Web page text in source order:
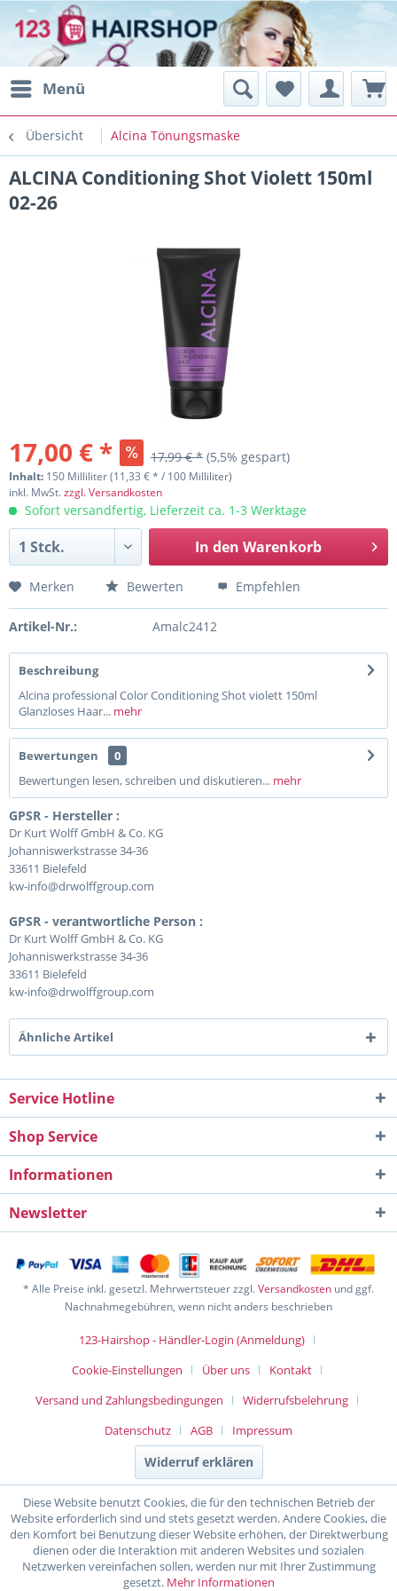
Menü
Übersicht Alcina Tönungsmaske
ALCINA Conditioning Shot Violett 150ml
02-26
17,00 € * 17,99 € * (5,5% gespart)
Inhalt: 150 Milliliter (11,33 € * / 100 Milliliter)
inkl. MwSt.zzgl. Versandkosten
Sofort versandfertig, Lieferzeit ca. 1-3 Werktage
In den Warenkorb
Merken Bewerten Empfehlen
Artikel-Nr.: Amalc2412
Beschreibung
Alcina professional Color Conditioning Shot violett 150ml
Glanzloses Haar... mehr
Bewertungen
0
Bewertungen lesen, schreiben und diskutieren... mehr
GPSR - Hersteller :
Dr Kurt Wolff GmbH & Co. KG
Johanniswerkstrasse 34-36
33611 Bielefeld
kw-info@drwolffgroup.com
GPSR - verantwortliche Person :
Dr Kurt Wolff GmbH & Co. KG
Johanniswerkstrasse 34-36
33611 Bielefeld
kw-info@drwolffgroup.com
Ähnliche Artikel
Service Hotline
Shop Service
Informationen
Newsletter
* Alle Preise inkl. gesetzl. Mehrwertsteuer zzgl.Versandkosten und ggf.
Nachnahmegebühren, wenn nicht anders beschrieben
123-Hairshop - Händler-Login (Anmeldung)
Cookie-Einstellungen
Über uns
Kontakt
Versand und Zahlungsbedingungen
Widerrufsbelehrung
Datenschutz
AGB Impressum
Widerruf erklären
Diese Website benutzt Cookies, die für den technischen Betrieb der
Website erforderlich sind und stets gesetzt werden. Andere Cookies, die
den Komfort bei Benutzung dieser Website erhöhen, der Direktwerbung
dienen oder die Interaktion mit anderen Websites und sozialen
Netzwerken vereinfachen sollen, werden nur mit Ihrer Zustimmung
gesetzt. Mehr Informationen